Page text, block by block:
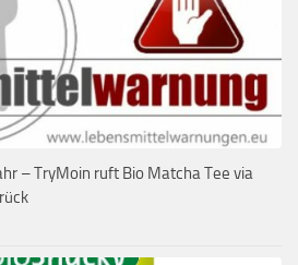
– TryMoin ruft Bio Matcha Tee via